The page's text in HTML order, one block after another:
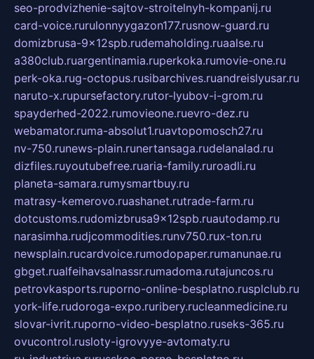
seo-prodvizhenie-sajtov-stroitelnyh-kompanij.ru
card-voice.rurulonnyygazon177.rusnow-guard.ru
domizbrusa-9x12spb.rudemaholding.ruaalse.ru
a380club.ruargentinamia.ruperkoka.rumovie-one.ru
perk-oka.rug-octopus.rusibarchives.ruandreislyusar.ru
naruto-x.rupursefactory.rutor-lyubov-i-grom.ru
spayderhed-2022.rumovieone.ruevro-dez.ru
webamator.ruma-absolut1.ruavtopomosch27.ru
nv-750.runews-plain.runertansaga.rudelanalad.ru
dizfiles.ruyoutubefree.ruaria-family.ruroadli.ru
planeta-samara.rumysmartbuy.ru
matrasy-kemerovo.ruashanet.rutrade-farm.ru
dotcustoms.rudomizbrusa9x12spb.ruautodamp.ru
narasimha.rudjcommodities.runv750.rux-ton.ru
newsplain.rucardvoice.rumodopaper.rumanunae.ru
gbget.rualfeihavsalnassr.rumadoma.rutajuncos.ru
petrovkasports.ruporno-online-besplatno.rusplclub.ru
york-life.rudoroga-expo.ruribery.rucleanmedicine.ru
slovar-ivrit.ruporno-video-besplatno.ruseks-365.ru
ovucontrol.rusloty-igrovyye-avtomaty.ru